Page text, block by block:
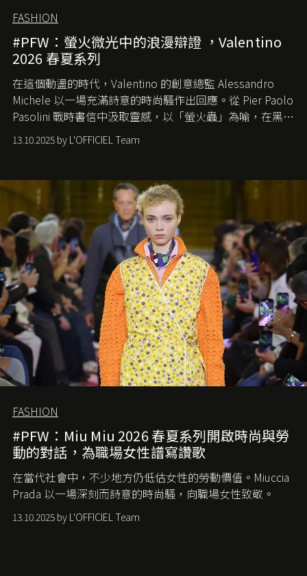
FASHION
#PFW：螢火微光中的浪漫辯證 ，Valentino
2026 春夏系列
在這個動盪的時代， Valentino 的創意總監 Alessandro
Michele 以一場充滿詩意的時尚騷作出回應。從 Pier Paolo
Pasolini 戰時書信中汲取靈感，以「螢火蟲」為喻，在黑暗
中找尋希望的微光。
13.10.2025 by L'OFFICIEL Team
FASHION
#PFW：Miu Miu 2026 春夏系列開啟時尚與勞
動的對話，為職場女性譜寫讚歌
在當代社會中，不少地方仍低估女性的勞動價值。 Miuccia
Prada 以一場深刻而詩意的時尚騷，向職場女性致敬。
13.10.2025 by L'OFFICIEL Team